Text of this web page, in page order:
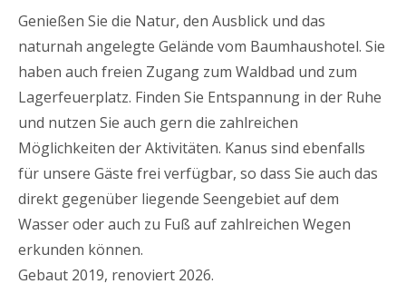
Genießen Sie die Natur, den Ausblick und das
naturnah angelegte Gelände vom Baumhaushotel. Sie
haben auch freien Zugang zum Waldbad und zum
Lagerfeuerplatz. Finden Sie Entspannung in der Ruhe
und nutzen Sie auch gern die zahlreichen
Möglichkeiten der Aktivitäten. Kanus sind ebenfalls
für unsere Gäste frei verfügbar, so dass Sie auch das
direkt gegenüber liegende Seengebiet auf dem
Wasser oder auch zu Fuß auf zahlreichen Wegen
erkunden können.
Gebaut 2019, renoviert 2026.